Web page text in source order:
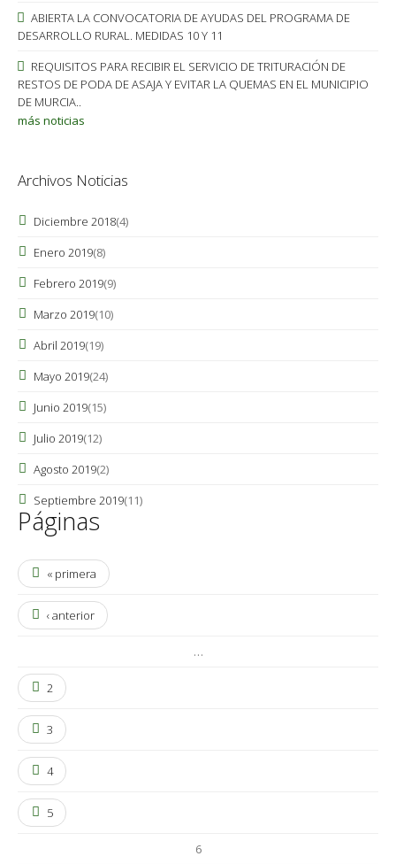
ABIERTA LA CONVOCATORIA DE AYUDAS DEL PROGRAMA DE
DESARROLLO RURAL. MEDIDAS 10 Y 11
REQUISITOS PARA RECIBIR EL SERVICIO DE TRITURACIÓN DE
RESTOS DE PODA DE ASAJA Y EVITAR LA QUEMAS EN EL MUNICIPIO
DE MURCIA..
más noticias
Archivos Noticias
Diciembre 2018(4)
Enero 2019(8)
Febrero 2019(9)
Marzo 2019(10)
Abril 2019(19)
Mayo 2019(24)
Junio 2019(15)
Julio 2019(12)
Agosto 2019(2)
Septiembre 2019(11)
Páginas
« primera
‹ anterior
…
2
3
4
5
6